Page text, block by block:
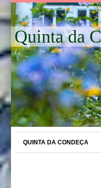
Quinta da
QUINTA DA CONDEÇA